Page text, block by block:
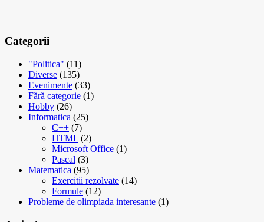
Categorii
"Politica" (11)
Diverse (135)
Evenimente (33)
Fără categorie (1)
Hobby (26)
Informatica (25)
C++ (7)
HTML (2)
Microsoft Office (1)
Pascal (3)
Matematica (95)
Exercitii rezolvate (14)
Formule (12)
Probleme de olimpiada interesante (1)